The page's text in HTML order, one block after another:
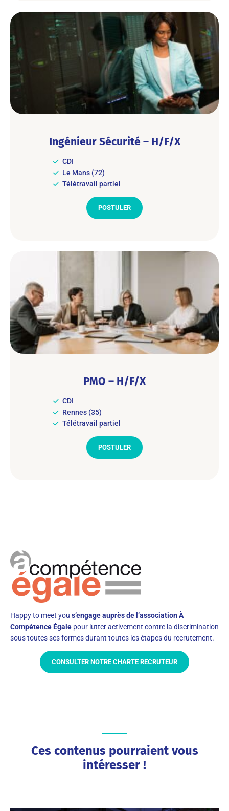
Ingénieur Sécurité – H/F/X
CDI
Le Mans (72)
Télétravail partiel
POSTULER
PMO – H/F/X
CDI
Rennes (35)
Télétravail partiel
POSTULER
Happy to meet you s’engage auprès de l’association À
Compétence Égale pour lutter activement contre la discrimination
sous toutes ses formes durant toutes les étapes du recrutement.
CONSULTER NOTRE CHARTE RECRUTEUR
Ces contenus pourraient vous
intéresser !